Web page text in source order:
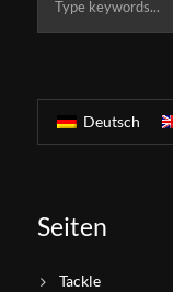
Deutsch
Seiten
Tackle